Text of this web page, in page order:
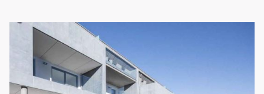
En images